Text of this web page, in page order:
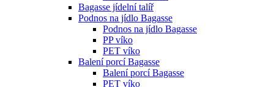
Bagasse jídelní talíř
Podnos na jídlo Bagasse
Podnos na jídlo Bagasse
PP víko
PET víko
Balení porcí Bagasse
Balení porcí Bagasse
PET víko